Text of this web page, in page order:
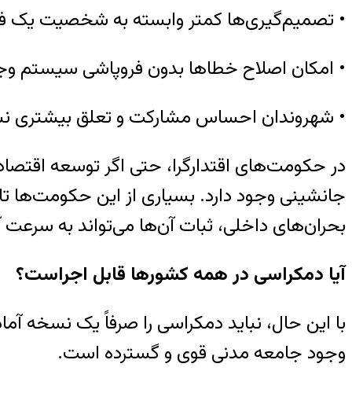
• تصمیم‌گیری‌ها کمتر وابسته به شخصیت یک
• امکان اصلاح خطاها بدون فروپاشی سیستم
• شهروندان احساس مشارکت و تعلق بیشتری
در حکومت‌های اقتدارگرا، حتی اگر توسعه
جانشینی وجود دارد. بسیاری از این حکومت‌ها
بحران‌های داخلی، ثبات آن‌ها می‌تواند به
آیا دمکراسی در همه کشورها قابل اجراست؟
با این حال، نباید دمکراسی را صرفاً یک نسخه
وجود جامعه مدنی قوی و گسترده است.